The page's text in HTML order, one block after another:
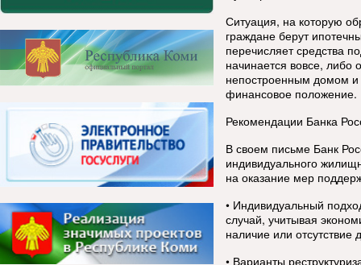
Ситуация, на которую
граждане берут
перечисляет средства
начинается вовсе, либо
непостроенным домом и
финансовое положение.
Рекомендации Банка
В своем письме Банк
индивидуального
на оказание мер
• Индивидуальный
случай, учитывая
наличие или отсутствие
• Варианты